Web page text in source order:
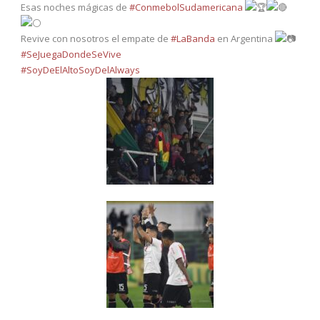
Esas noches mágicas de #ConmebolSudamericana
Revive con nosotros el empate de #LaBanda en Argentina
#SeJuegaDondeSeVive
#SoyDeElAltoSoyDelAlways